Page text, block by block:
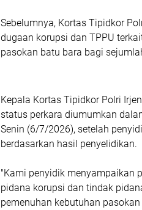
Sebelumnya, Kortas Tipidkor
dugaan korupsi dan TPPU
pasokan batu bara bagi
Kepala Kortas Tipidkor Polri
status perkara diumumkan
Senin (6/7/2026), setelah
berdasarkan hasil penyelidikan.
"Kami penyidik menyampaikan
pidana korupsi dan tindak
pemenuhan kebutuhan